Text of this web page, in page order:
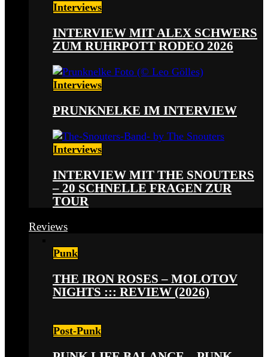
Interviews
INTERVIEW MIT ALEX SCHWERS
ZUM RUHRPOTT RODEO 2026
Interviews
PRUNKNELKE IM INTERVIEW
Interviews
INTERVIEW MIT THE SNOUTERS
– 20 SCHNELLE FRAGEN ZUR
TOUR
Reviews
Punk
THE IRON ROSES – MOLOTOV
NIGHTS ::: REVIEW (2026)
Post-Punk